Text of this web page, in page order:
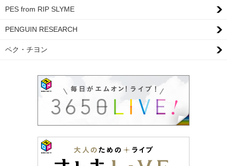
PES from RIP SLYME
PENGUIN RESEARCH
ペク・チヨン